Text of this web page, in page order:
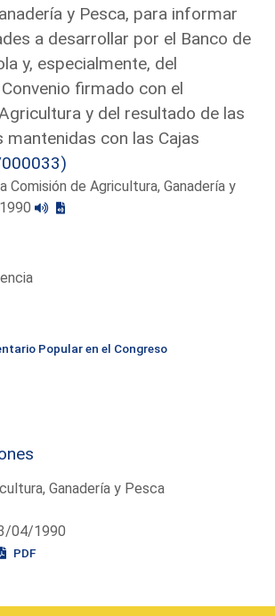
y Pesca, para informar
a desarrollar por el Banco de
y, especialmente, del
firmado con el
y del resultado de las
mantenidas con las Cajas
Comisión de Agricultura, Ganadería y
Popular en el Congreso
Ganadería y Pesca
04/1990
PDF